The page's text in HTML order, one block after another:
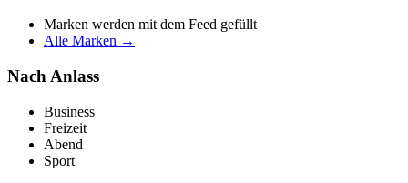
Marken werden mit dem Feed gefüllt
Alle Marken →
Nach Anlass
Business
Freizeit
Abend
Sport